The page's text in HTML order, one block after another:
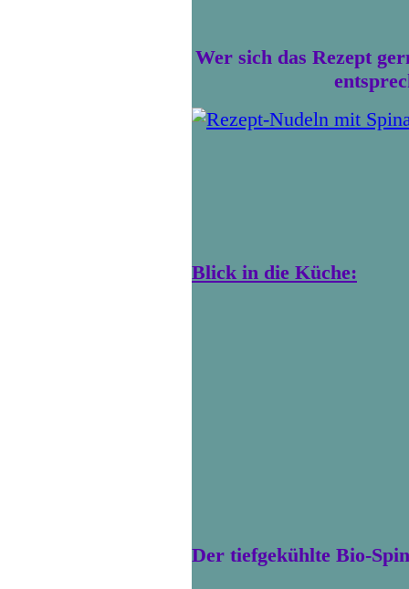
Wer sich das Rezept
Blick in die Küche:
Der tiefgekühlte Bio-